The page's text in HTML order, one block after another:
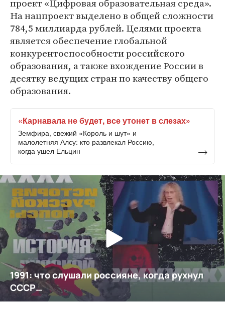
проект «Цифровая образовательная среда».
На нацпроект выделено в общей сложности
784,5 миллиарда рублей. Целями проекта
является обеспечение глобальной
конкурентоспособности российского
образования, а также вхождение России в
десятку ведущих стран по качеству общего
образования.
«Карнавала не будет, все утонет в слезах»
Земфира, свежий «Король и шут» и
малолетняя Алсу: кто развлекал Россию,
когда ушел Ельцин